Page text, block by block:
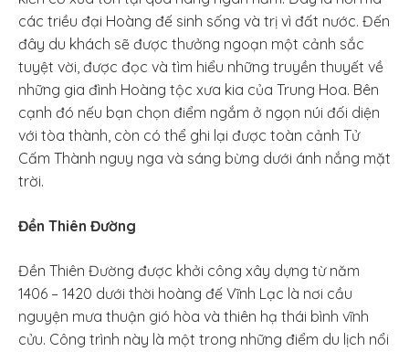
các triều đại Hoàng đế sinh sống và trị vì đất nước. Đến
đây du khách sẽ được thưởng ngoạn một cảnh sắc
tuyệt vời, được đọc và tìm hiểu những truyền thuyết về
những gia đình Hoàng tộc xưa kia của Trung Hoa. Bên
cạnh đó nếu bạn chọn điểm ngắm ở ngọn núi đối diện
với tòa thành, còn có thể ghi lại được toàn cảnh Tử
Cấm Thành nguy nga và sáng bừng dưới ánh nắng mặt
trời.
Đền Thiên Đường
Đền Thiên Đường được khởi công xây dựng từ năm
1406 – 1420 dưới thời hoàng đế Vĩnh Lạc là nơi cầu
nguyện mưa thuận gió hòa và thiên hạ thái bình vĩnh
cửu. Công trình này là một trong những điểm du lịch nổi